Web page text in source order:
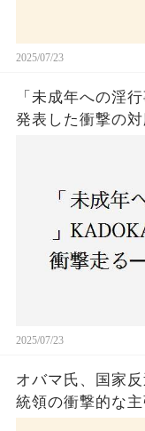
2025/07/23
「未成年への淫
発表した衝撃の
2025/07/23
オバマ氏、国家
統領の衝撃的な